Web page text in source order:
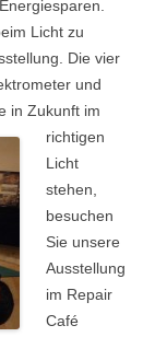
Licht zu
Die vier
und
in Zukunft im
richtigen
Licht
stehen,
besuchen
Sie unsere
Ausstellung
im Repair
Café